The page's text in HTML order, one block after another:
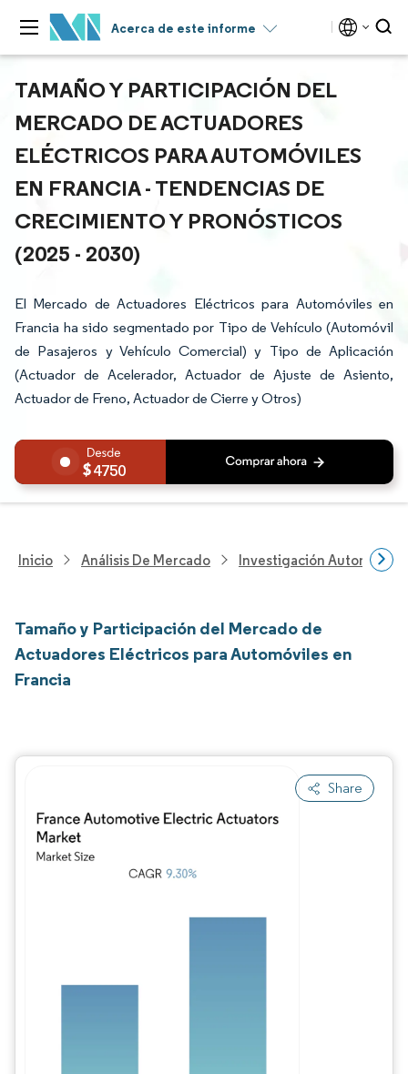
Acerca de este informe
TAMAÑO Y PARTICIPACIÓN DEL
MERCADO DE ACTUADORES
ELÉCTRICOS PARA AUTOMÓVILES
EN FRANCIA - TENDENCIAS DE
CRECIMIENTO Y PRONÓSTICOS
(2025 - 2030)
El Mercado de Actuadores Eléctricos para Automóviles en
Francia ha sido segmentado por Tipo de Vehículo (Automóvil
de Pasajeros y Vehículo Comercial) y Tipo de Aplicación
(Actuador de Acelerador, Actuador de Ajuste de Asiento,
Actuador de Freno, Actuador de Cierre y Otros)
4750
Inicio Análisis De Mercado Investigación Automotriz
Tamaño y Participación del Mercado de
Actuadores Eléctricos para Automóviles en
Francia
Share